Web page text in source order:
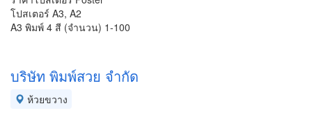
โปสเตอร์ A3, A2
A3 พิมพ์ 4 สี (จำนวน) 1-100
บริษัท พิมพ์สวย จำกัด
ห้วยขวาง